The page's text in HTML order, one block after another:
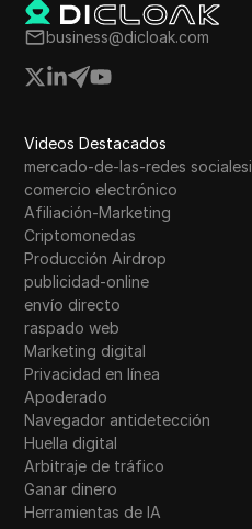
business@dicloak.com
Videos Destacados
mercado-de-las-redes socialesi
comercio electrónico
Afiliación-Marketing
Criptomonedas
Producción Airdrop
publicidad-online
envío directo
raspado web
Marketing digital
Privacidad en línea
Apoderado
Navegador antidetección
Huella digital
Arbitraje de tráfico
Ganar dinero
Herramientas de IA